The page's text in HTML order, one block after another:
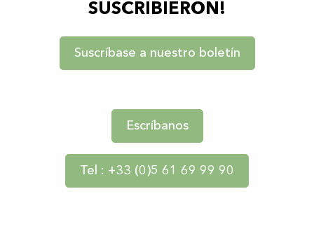
SUSCRIBIERON!
Suscríbase a nuestro boletín
Escríbanos
Tel : +33 (0)5 61 69 99 90